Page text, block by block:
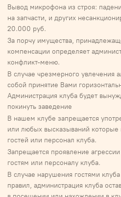
Вывод микрофона из строя:
на запчасти, и других
20.000 руб.
За порчу имущества,
компенсации определяет
конфликт-меню.
В случае чрезмерного увлечения
собой принятие Вами
Администрация клуба будет
покинуть заведение
В нашем клубе запрещается
или любых высказываний которые
гостей или персонал клуба.
Запрещается проявление
гостям или персоналу клуба.
В случае нарушения гостями
правил, администрация клуба